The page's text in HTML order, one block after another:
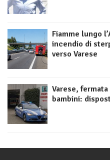
Fiamme lungo
incendio di
verso Varese
Varese,
bambini: